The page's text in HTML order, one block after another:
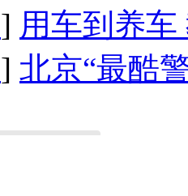
] 用车到养
] 北京“最酷